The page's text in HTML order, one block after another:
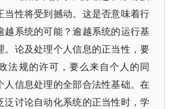
当性将受到撼动。这是否意味着行
越系统的可能？逾越系统的运行基
。论及处理个人信息的正当性，要
法规的许可，要么来自个人的同
人信息处理的全部合法性基础。在
泛讨论自动化系统的正当性时，学